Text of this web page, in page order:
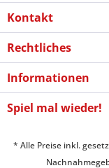
Kontakt
Rechtliches
Informationen
Spiel mal wieder!
* Alle Preise inkl.